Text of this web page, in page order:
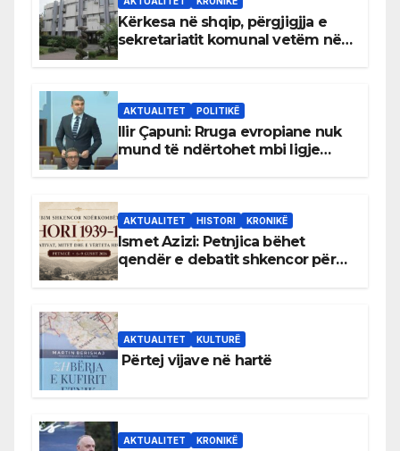
Kërkesa në shqip, përgjigjja e
sekretariatit komunal vetëm në
AKTUALITET POLITIKË
Ilir Çapuni: Rruga evropiane nuk
mund të ndërtohet mbi ligje
AKTUALITET HISTORI KRONIKË
Ismet Azizi: Petnjica bëhet
qendër e debatit shkencor për
AKTUALITET KULTURË
Përtej vijave në hartë
AKTUALITET KRONIKË